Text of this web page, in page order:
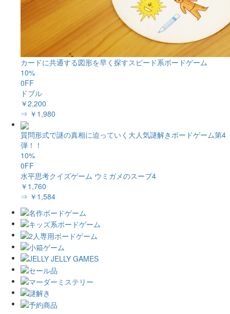
カードに共通する図形を早く探すスピード系ボードゲーム
10%
0FF
ドブル
￥2,200
⇒ ￥1,980
質問形式で謎の真相に迫っていく大人気謎解きボードゲーム第4
弾！！
10%
0FF
水平思考クイズゲーム ウミガメのスープ4
￥1,760
⇒ ￥1,584